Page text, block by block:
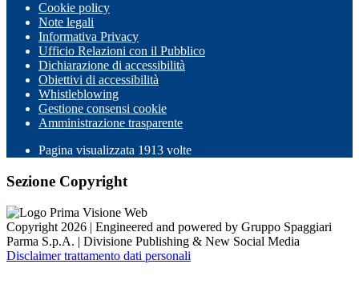
Cookie policy
Note legali
Informativa Privacy
Ufficio Relazioni con il Pubblico
Dichiarazione di accessibilità
Obiettivi di accessibilità
Whistleblowing
Gestione consensi cookie
Amministrazione trasparente
Pagina visualizzata 1913 volte
Sezione Copyright
Copyright 2026 | Engineered and powered by Gruppo Spaggiari
Parma S.p.A. | Divisione Publishing & New Social Media
Disclaimer trattamento dati personali